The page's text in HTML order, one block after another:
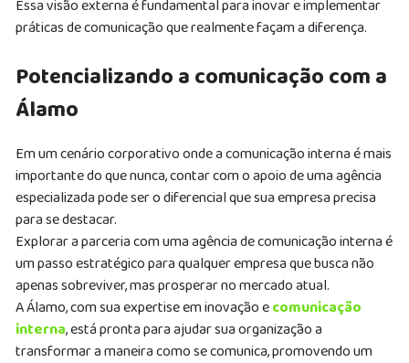
Essa visão externa é fundamental para inovar e implementar
práticas de comunicação que realmente façam a diferença.
Potencializando a comunicação com a
Álamo
Em um cenário corporativo onde a comunicação interna é mais
importante do que nunca, contar com o apoio de uma agência
especializada pode ser o diferencial que sua empresa precisa
para se destacar.
Explorar a parceria com uma agência de comunicação interna é
um passo estratégico para qualquer empresa que busca não
apenas sobreviver, mas prosperar no mercado atual.
A Álamo, com sua expertise em inovação ecomunicação
interna, está pronta para ajudar sua organização a
transformar a maneira como se comunica, promovendo um